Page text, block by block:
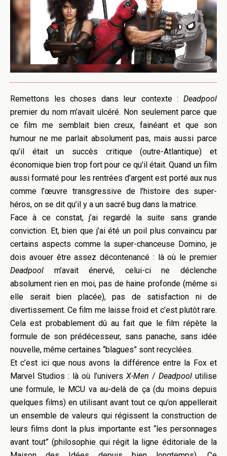
Remettons les choses dans leur contexte : Deadpool
premier du nom m’avait ulcéré. Non seulement parce que
ce film me semblait bien creux, fainéant et que son
humour ne me parlait absolument pas, mais aussi parce
qu’il était un succès critique (outre-Atlantique) et
économique bien trop fort pour ce qu’il était. Quand un film
aussi formaté pour les rentrées d’argent est porté aux nus
comme l’œuvre transgressive de l’histoire des super-
héros, on se dit qu’il y a un sacré bug dans la matrice.
Face à ce constat, j’ai regardé la suite sans grande
conviction. Et, bien que j’ai été un poil plus convaincu par
certains aspects comme la super-chanceuse Domino, je
dois avouer être assez décontenancé : là où le premier
Deadpool m’avait énervé, celui-ci ne déclenche
absolument rien en moi, pas de haine profonde (même si
elle serait bien placée), pas de satisfaction ni de
divertissement. Ce film me laisse froid et c’est plutôt rare.
Cela est probablement dû au fait que le film répète la
formule de son prédécesseur, sans panache, sans idée
nouvelle, même certaines “blagues” sont recyclées.
Et c’est ici que nous avons la différence entre la Fox et
Marvel Studios : là où l’univers X-Men / Deadpoolutilise
une formule, le MCU va au-delà de ça (du moins depuis
quelques films) en utilisant avant tout ce qu’on appellerait
un ensemble de valeurs qui régissent la construction de
leurs films dont la plus importante est “les personnages
avant tout” (philosophie qui régit la ligne éditoriale de la